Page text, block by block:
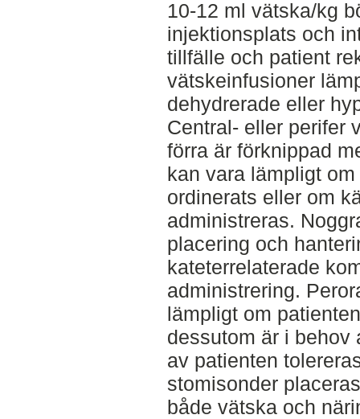
10-12 ml vätska/kg
injektionsplats och
tillfälle och patient
vätskeinfusioner
dehydrerade eller
Central- eller perifer
förra är förknippad
kan vara lämpligt
ordinerats eller om
administreras.
placering och
kateterrelaterade
administrering.
lämpligt om
dessutom är i behov
av patienten
stomisonder
både vätska och